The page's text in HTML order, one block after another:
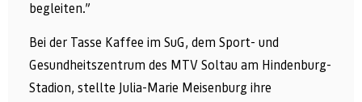
begleiten.”
Bei der Tasse Kaffee im SuG, dem Sport- und
Gesundheitszentrum des MTV Soltau am Hindenburg-
Stadion, stellte Julia-Marie Meisenburg ihre